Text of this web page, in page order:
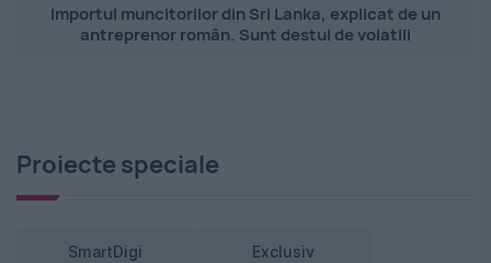
Importul muncitorilor din Sri Lanka, explicat de un
antreprenor român. Sunt destul de volatili
Proiecte speciale
SmartDigi Exclusiv